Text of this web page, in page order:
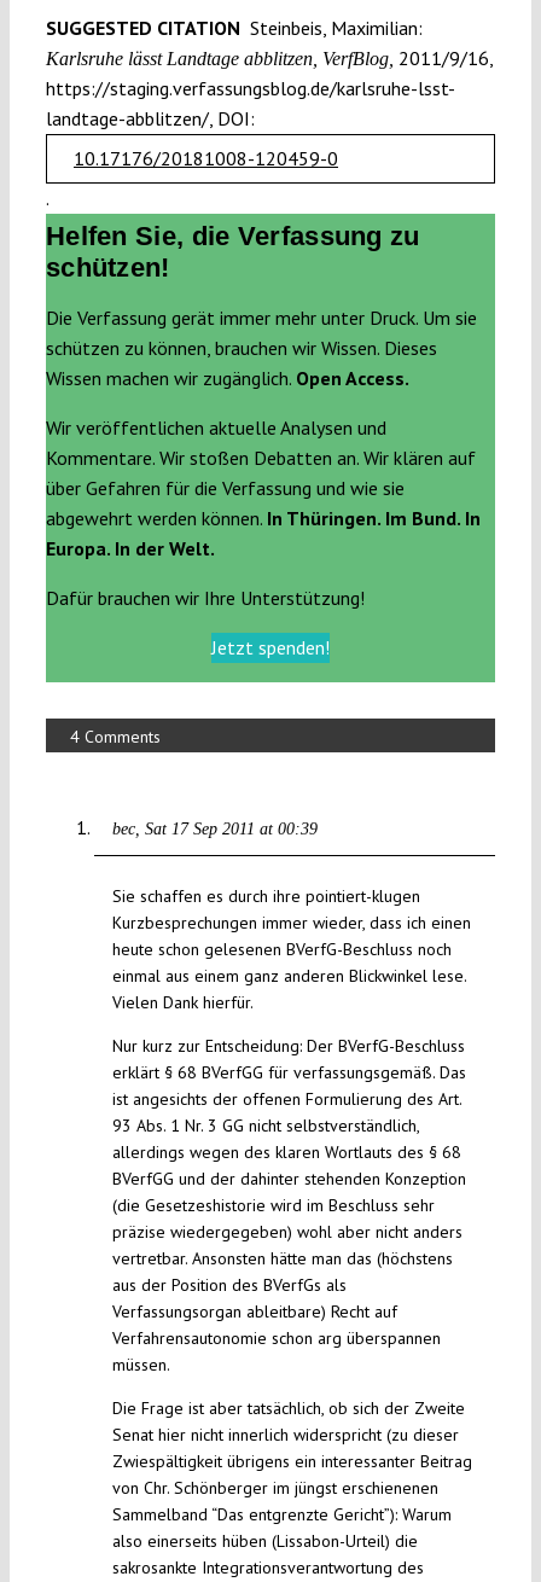
SUGGESTED CITATION Steinbeis, Maximilian:
Karlsruhe lässt Landtage abblitzen, VerfBlog, 2011/9/16,
https://staging.verfassungsblog.de/karlsruhe-lsst-
landtage-abblitzen/, DOI:
10.17176/20181008-120459-0
.
Helfen Sie, die Verfassung zu
schützen!
Die Verfassung gerät immer mehr unter Druck. Um sie
schützen zu können, brauchen wir Wissen. Dieses
Wissen machen wir zugänglich. Open Access.
Wir veröffentlichen aktuelle Analysen und
Kommentare. Wir stoßen Debatten an. Wir klären auf
über Gefahren für die Verfassung und wie sie
abgewehrt werden können. In Thüringen. Im Bund. In
Europa. In der Welt.
Dafür brauchen wir Ihre Unterstützung!
Jetzt spenden!
4 Comments
bec Sat 17 Sep 2011 at 00:39
Sie schaffen es durch ihre pointiert-klugen
Kurzbesprechungen immer wieder, dass ich einen
heute schon gelesenen BVerfG-Beschluss noch
einmal aus einem ganz anderen Blickwinkel lese.
Vielen Dank hierfür.
Nur kurz zur Entscheidung: Der BVerfG-Beschluss
erklärt § 68 BVerfGG für verfassungsgemäß. Das
ist angesichts der offenen Formulierung des Art.
93 Abs. 1 Nr. 3 GG nicht selbstverständlich,
allerdings wegen des klaren Wortlauts des § 68
BVerfGG und der dahinter stehenden Konzeption
(die Gesetzeshistorie wird im Beschluss sehr
präzise wiedergegeben) wohl aber nicht anders
vertretbar. Ansonsten hätte man das (höchstens
aus der Position des BVerfGs als
Verfassungsorgan ableitbare) Recht auf
Verfahrensautonomie schon arg überspannen
müssen.
Die Frage ist aber tatsächlich, ob sich der Zweite
Senat hier nicht innerlich widerspricht (zu dieser
Zwiespältigkeit übrigens ein interessanter Beitrag
von Chr. Schönberger im jüngst erschienenen
Sammelband “Das entgrenzte Gericht”): Warum
also einerseits hüben (Lissabon-Urteil) die
sakrosankte Integrationsverantwortung des